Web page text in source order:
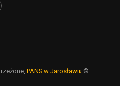
PANS w Jarosławiu ©